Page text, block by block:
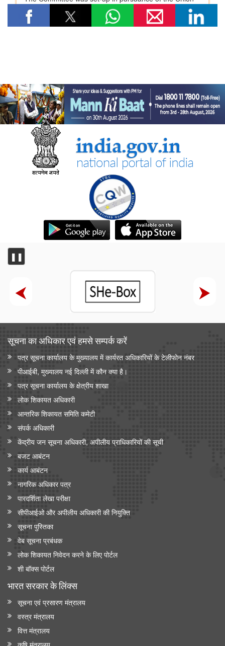
❚❚
सूचना का अधिकार एवं हमसे सम्‍पर्क करें
पत्र सूचना कार्यालय के मुख्यालय में कार्यरत अधिकारियों के टेलीफोन नंबर
पीआईबी, मुख्यालय नई दिल्ली में कौन क्या है।
पत्र सूचना कार्यालय के क्षेत्रीय शाखा
लोक शिकायत अधिकारी
आन्‍तरिक शिकायत समिति कमेटी
संपर्क अधिकारी
केंद्रीय जन सूचना अधिकारी, अपीलीय प्राधिकारियों की सूची
बजट आबंटन
कार्य आबंटन
नागरिक अधिकार पत्र
पारदर्शिता लेखा परीक्षा
सीपीआईओ और अपी‍लीय अधिकारी की नियुक्ति
सूचना पुस्तिका
वेब सूचना प्रबंधक
लोक शिकायत निवेदन करने के लिए पोर्टल
शी बॉक्स पोर्टल
भारत सरकार के लिंक्‍स
सूचना एवं प्रसारण मंत्रालय
वस्त्र मंत्रालय
वित्त मंत्रालय